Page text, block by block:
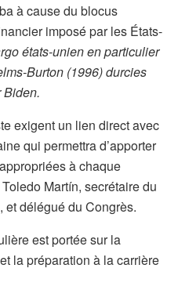
à cause du blocus
imposé par les États-
états-unien en particulier
Burton (1996) durcies
Biden.
exigent un lien direct avec
qui permettra d’apporter
à chaque
Martín, secrétaire du
et délégué du Congrès.
est portée sur la
la préparation à la carrière